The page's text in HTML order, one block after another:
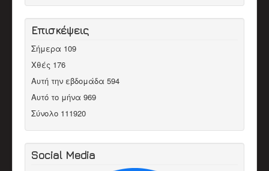
Επισκέψεις
Σήμερα 109
Χθές 176
Αυτή την εβδομάδα 594
Αυτό το μήνα 969
Σύνολο 111920
Social Media